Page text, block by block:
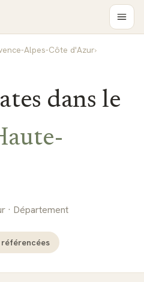
Alpes-Côte d'Azur›
dans le
· Département
référencées